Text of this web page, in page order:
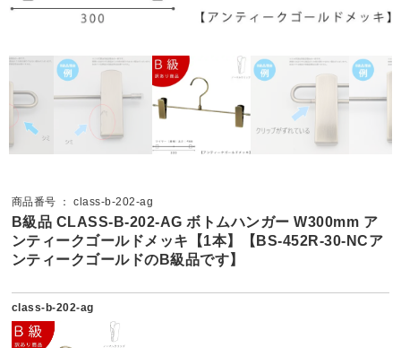
商品番号 ： class-b-202-ag
B級品 CLASS-B-202-AG ボトムハンガー W300mm ア
ンティークゴールドメッキ【1本】【BS-452R-30-NCア
ンティークゴールドのB級品です】
class-b-202-ag